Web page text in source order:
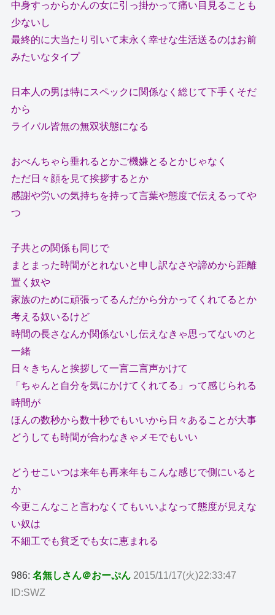
中身すっからかんの女に引っ掛かって痛い目見ることも
少ないし
最終的に大当たり引いて末永く幸せな生活送るのはお前
みたいなタイプ
日本人の男は特にスペックに関係なく総じて下手くそだ
から
ライバル皆無の無双状態になる
おべんちゃら垂れるとかご機嫌とるとかじゃなく
ただ日々顔を見て挨拶するとか
感謝や労いの気持ちを持って言葉や態度で伝えるってや
つ
子共との関係も同じで
まとまった時間がとれないと申し訳なさや諦めから距離
置く奴や
家族のために頑張ってるんだから分かってくれてるとか
考える奴いるけど
時間の長さなんか関係ないし伝えなきゃ思ってないのと
一緒
日々きちんと挨拶して一言二言声かけて
「ちゃんと自分を気にかけてくれてる」って感じられる
時間が
ほんの数秒から数十秒でもいいから日々あることが大事
どうしても時間が合わなきゃメモでもいい
どうせこいつは来年も再来年もこんな感じで側にいると
か
今更こんなこと言わなくてもいいよなって態度が見えな
い奴は
不細工でも貧乏でも女に恵まれる
986:名無しさん＠おーぷん 2015/11/17(火)22:33:47
ID:SWZ